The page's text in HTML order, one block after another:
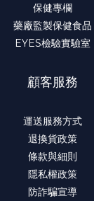
保健專欄
藥廠監製保健食品
EYES檢驗實驗室
顧客服務
運送服務方式
退換貨政策
條款與細則
隱私權政策
防詐騙宣導